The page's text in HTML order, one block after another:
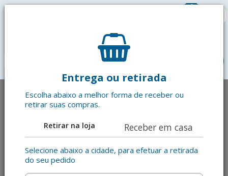
0
Entrega ou retirada
Escolha abaixo a melhor forma de receber ou
retirar suas compras.
Retirar na loja Receber em casa
Selecione abaixo a cidade, para efetuar a retirada
do seu pedido